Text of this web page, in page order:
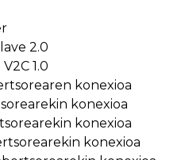
2.0
1.0
konexioa
konexioa
konexioa
konexioa